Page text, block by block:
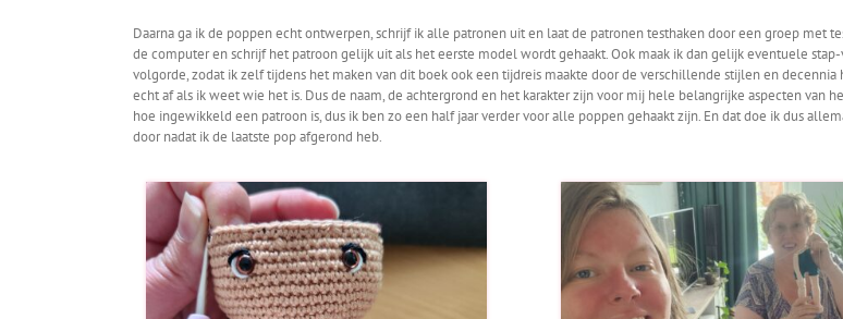
Daarna ga ik de poppen echt ontwerpen, schrijf ik alle patronen uit en laat de patronen testhaken door een groep
de computer en schrijf het patroon gelijk uit als het eerste model wordt gehaakt. Ook maak ik dan gelijk eventuele
volgorde, zodat ik zelf tijdens het maken van dit boek ook een tijdreis maakte door de verschillende stijlen en
echt af als ik weet wie het is. Dus de naam, de achtergrond en het karakter zijn voor mij hele belangrijke aspecten van
hoe ingewikkeld een patroon is, dus ik ben zo een half jaar verder voor alle poppen gehaakt zijn. En dat doe ik dus
door nadat ik de laatste pop afgerond heb.